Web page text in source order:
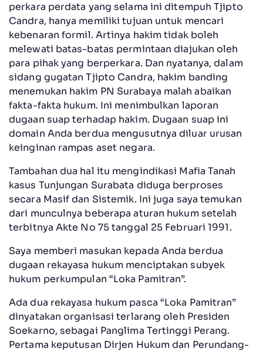
perkara perdata yang selama ini ditempuh Tjipto
Candra, hanya memiliki tujuan untuk mencari
kebenaran formil. Artinya hakim tidak boleh
melewati batas-batas permintaan diajukan oleh
para pihak yang berperkara. Dan nyatanya, dalam
sidang gugatan Tjipto Candra, hakim banding
menemukan hakim PN Surabaya malah abaikan
fakta-fakta hukum. Ini menimbulkan laporan
dugaan suap terhadap hakim. Dugaan suap ini
domain Anda berdua mengusutnya diluar urusan
keinginan rampas aset negara.
Tambahan dua hal itu mengindikasi Mafia Tanah
kasus Tunjungan Surabata diduga berproses
secara Masif dan Sistemik. Ini juga saya temukan
dari munculnya beberapa aturan hukum setelah
terbitnya Akte No 75 tanggal 25 Februari 1991.
Saya memberi masukan kepada Anda berdua
dugaan rekayasa hukum menciptakan subyek
hukum perkumpulan “Loka Pamitran”.
Ada dua rekayasa hukum pasca “Loka Pamitran”
dinyatakan organisasi terlarang oleh Presiden
Soekarno, sebagai Panglima Tertinggi Perang.
Pertama keputusan Dirjen Hukum dan Perundang-